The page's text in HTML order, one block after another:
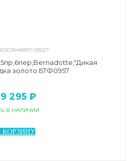
08527
золото БТФ0957
295 ₽
В НАЛИЧИИ
КОРЗИНУ